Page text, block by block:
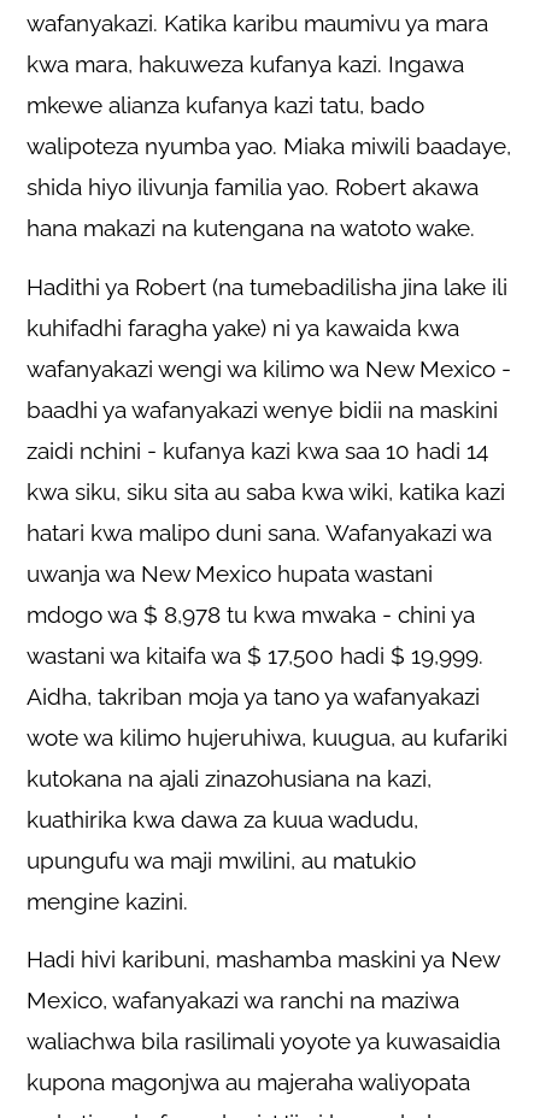
wafanyakazi. Katika karibu maumivu ya mara
kwa mara, hakuweza kufanya kazi. Ingawa
mkewe alianza kufanya kazi tatu, bado
walipoteza nyumba yao. Miaka miwili baadaye,
shida hiyo ilivunja familia yao. Robert akawa
hana makazi na kutengana na watoto wake.
Hadithi ya Robert (na tumebadilisha jina lake ili
kuhifadhi faragha yake) ni ya kawaida kwa
wafanyakazi wengi wa kilimo wa New Mexico -
baadhi ya wafanyakazi wenye bidii na maskini
zaidi nchini - kufanya kazi kwa saa 10 hadi 14
kwa siku, siku sita au saba kwa wiki, katika kazi
hatari kwa malipo duni sana. Wafanyakazi wa
uwanja wa New Mexico hupata wastani
mdogo wa $ 8,978 tu kwa mwaka - chini ya
wastani wa kitaifa wa $ 17,500 hadi $ 19,999.
Aidha, takriban moja ya tano ya wafanyakazi
wote wa kilimo hujeruhiwa, kuugua, au kufariki
kutokana na ajali zinazohusiana na kazi,
kuathirika kwa dawa za kuua wadudu,
upungufu wa maji mwilini, au matukio
mengine kazini.
Hadi hivi karibuni, mashamba maskini ya New
Mexico, wafanyakazi wa ranchi na maziwa
waliachwa bila rasilimali yoyote ya kuwasaidia
kupona magonjwa au majeraha waliyopata